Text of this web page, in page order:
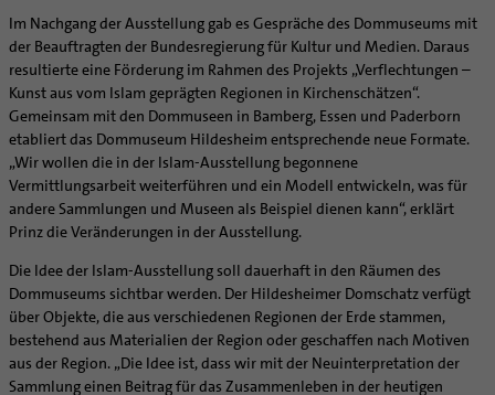
Ehe - Familie - Geschlechtergerechtigkeit
Kategoriale und Diakonale Seelsorge
Notfall
Polizei- und Feuerwehr
Schule
Gefängnisseelsorge
Segensorte
Veranstaltungen
Coaching
Aufbrüche in der Kirche
Ehrenamtliche
Verwaltungsbeauftragte / Verwaltungsleitungen in
Pfarrgemeinden
Im Nachgang der Ausstellung gab es Gespräche des Dommuseums mit
der Beauftragten der Bundesregierung für Kultur und Medien. Daraus
resultierte eine Förderung im Rahmen des Projekts „Verflechtungen –
Kunst aus vom Islam geprägten Regionen in Kirchenschätzen“.
Gemeinsam mit den Dommuseen in Bamberg, Essen und Paderborn
etabliert das Dommuseum Hildesheim entsprechende neue Formate.
„Wir wollen die in der Islam-Ausstellung begonnene
Vermittlungsarbeit weiterführen und ein Modell entwickeln, was für
andere Sammlungen und Museen als Beispiel dienen kann“, erklärt
Prinz die Veränderungen in der Ausstellung.
Die Idee der Islam-Ausstellung soll dauerhaft in den Räumen des
Dommuseums sichtbar werden. Der Hildesheimer Domschatz verfügt
über Objekte, die aus verschiedenen Regionen der Erde stammen,
bestehend aus Materialien der Region oder geschaffen nach Motiven
aus der Region. „Die Idee ist, dass wir mit der Neuinterpretation der
Sammlung einen Beitrag für das Zusammenleben in der heutigen